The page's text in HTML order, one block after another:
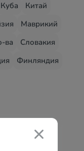
Куба
Китай
Маврикий
ва
Словакия
Финляндия